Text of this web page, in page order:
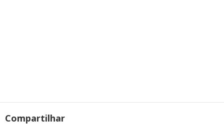
Compartilhar